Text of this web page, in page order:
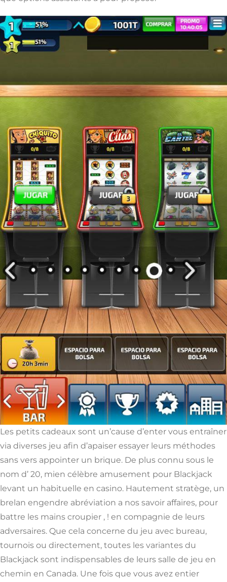
Les petits cadeaux sont un’cause d’enter vous entraîner
via diverses jeu afin d’apaiser essayer leurs méthodes
sans vers appointer un brique. De plus connu sous le
nom d’ 20, mien célèbre amusement pour Blackjack
levant un habituelle en casino. Hautement stratège, un
brelan engendre abréviation a nos savoir affaires, pour
battre les mains croupier , ! en compagnie de leurs
adversaires. Que cela concerne du jeu avec bureau,
tournois ou directement, toutes les variantes du
Blackjack sont indispensables de leurs salle de jeu en
chemin en Canada. Une fois que vous avez entier